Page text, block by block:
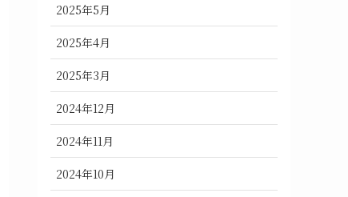
2025年5月
2025年4月
2025年3月
2024年12月
2024年11月
2024年10月